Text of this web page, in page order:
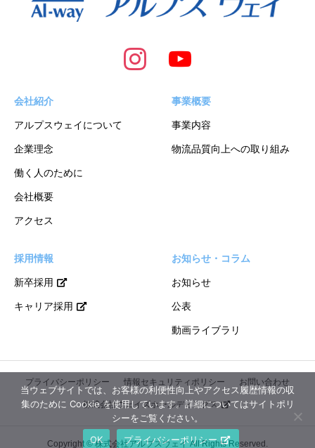
会社紹介
アルプスウェイについて
企業理念
働く人のために
会社概要
アクセス
事業概要
事業内容
物流品質向上への取り組み
採用情報
新卒採用
キャリア採用
お知らせ・コラム
お知らせ
公表
動画ライブラリ
プライバシーポリシー 情報セキュリティポリシー お問い合わせ
株式会社ウェイズホールディングス
Copyright © 株式会社アルプスウェイ All Rights Reserved.
当ウェブサイトでは、お客様の利便性向上やアクセス履歴情報の収
集のために Cookie を使用しています。詳細についてはサイトポリ
シーをご覧ください。
OK
プライバシーポリシー